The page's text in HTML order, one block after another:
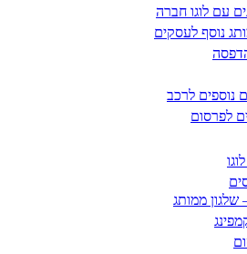
עם לוגו חברה
נוסף לעסקים
נוספים לרכב
לפרסום
ממותג